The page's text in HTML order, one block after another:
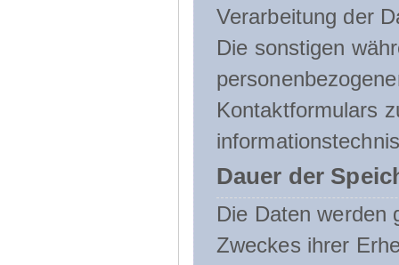
Verarbeitung der
Die sonstigen
Kontaktformulars
Dauer der
Die Daten werden
Zweckes ihrer